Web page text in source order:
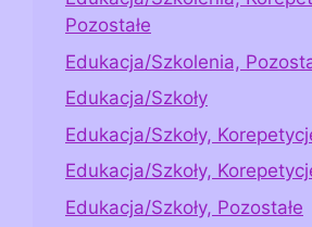
Pozostałe
Edukacja/Szkolenia,
Edukacja/Szkoły
Edukacja/Szkoły,
Edukacja/Szkoły,
Edukacja/Szkoły, Pozostałe